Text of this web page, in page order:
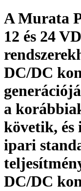
A Murata
12 és 24
DC/DC
a
követik, és
ipari
DC/DC